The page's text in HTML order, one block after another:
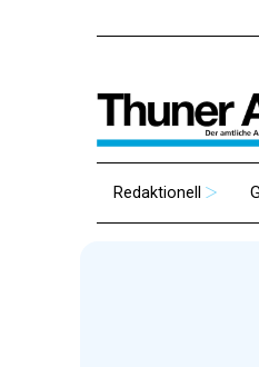
Redaktionell